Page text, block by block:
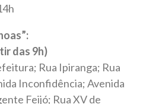
das 9h)
Rua Ipiranga; Rua
Inconfidência; Avenida
Feijó; Rua XV de